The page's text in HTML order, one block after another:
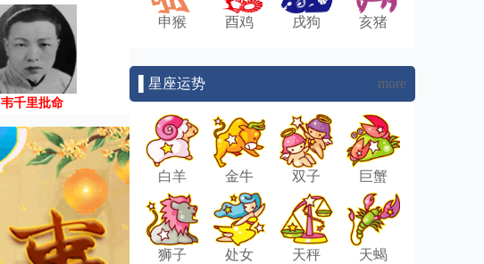
韦千里批命
申猴 酉鸡 戌狗 亥猪
▌星座运势 more
白羊 金牛 双子 巨蟹
狮子 处女 天秤 天蝎